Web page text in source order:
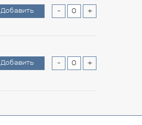
Добавить - +
Добавить - +